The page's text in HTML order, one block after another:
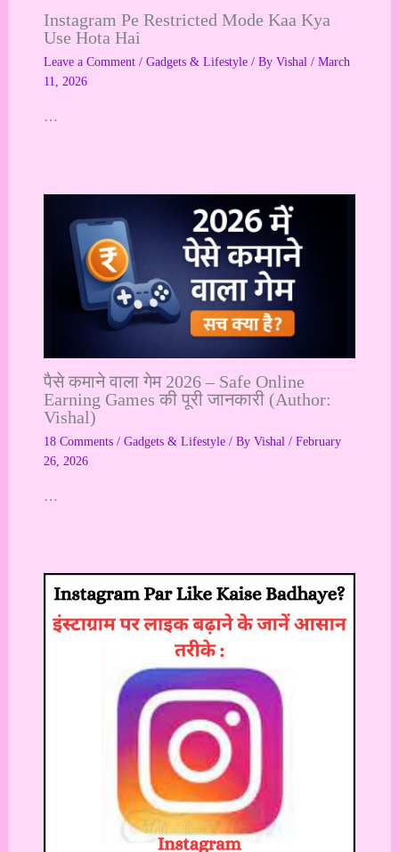
Instagram Pe Restricted Mode Kaa Kya
Use Hota Hai
Leave a Comment / Gadgets & Lifestyle/ By Vishal / March
11, 2026
…
पैसे कमाने वाला गेम 2026 – Safe Online
Earning Games की पूरी जानकारी (Author:
Vishal)
18 Comments / Gadgets & Lifestyle/ By Vishal / February
26, 2026
…